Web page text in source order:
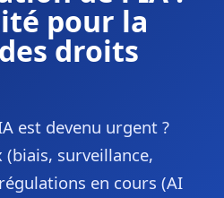
pour la
droits
est devenu urgent ?
(biais, surveillance,
en cours (AI